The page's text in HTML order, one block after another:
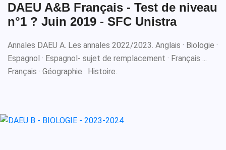
DAEU A&B Français - Test de niveau
n°1 ? Juin 2019 - SFC Unistra
Annales DAEU A. Les annales 2022/2023. Anglais · Biologie ·
Espagnol · Espagnol- sujet de remplacement · Français ...
Français · Géographie · Histoire.